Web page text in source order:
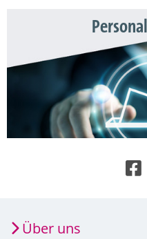
Über uns